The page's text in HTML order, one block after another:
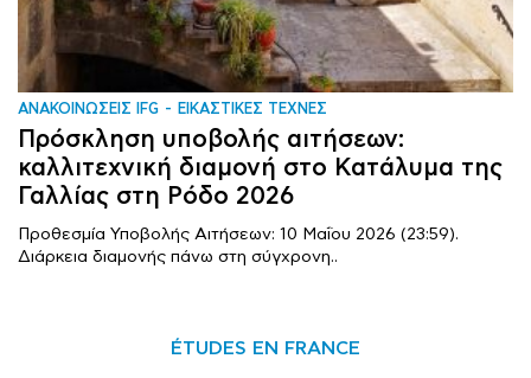
ΑΝΑΚΟΙΝΩΣΕΙΣ IFG ΕΙΚΑΣΤΙΚΕΣ ΤΕΧΝΕΣ
Πρόσκληση υποβολής αιτήσεων:
καλλιτεχνική διαμονή στο Κατάλυμα της
Γαλλίας στη Ρόδο 2026
Προθεσμία Υποβολής Αιτήσεων: 10 Μαΐου 2026 (23:59).
Διάρκεια διαμονής πάνω στη σύγχρονη..
ÉTUDES EN FRANCE